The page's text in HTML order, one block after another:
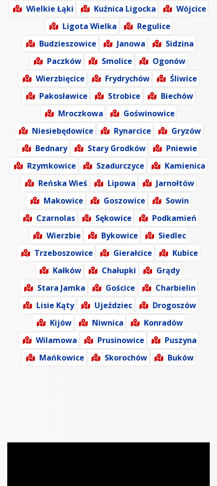
Wielkie Łąki
Kuźnica Ligocka
Wójcice
Ligota Wielka
Regulice
Budzieszowice
Janowa
Sidzina
Paczków
Smolice
Ogonów
Wierzbięcice
Frydrychów
Śliwice
Pakosławice
Strobice
Biechów
Mroczkowa
Goświnowice
Niesiebędowice
Rynarcice
Gryzów
Bednary
Stary Grodków
Pniewie
Rzymkowice
Szadurczyce
Kamienica
Reńska Wieś
Lipowa
Jarnołtów
Makowice
Goszowice
Sowin
Czarnolas
Sękowice
Podkamień
Wierzbie
Bykowice
Siedlec
Trzeboszowice
Gierałcice
Kubice
Kałków
Chałupki
Grądy
Stara Jamka
Gościce
Charbielin
Lisie Kąty
Ujeździec
Drogoszów
Kijów
Niwnica
Konradów
Wilamowa
Prusinowice
Puszyna
Mańkowice
Skorochów Buków